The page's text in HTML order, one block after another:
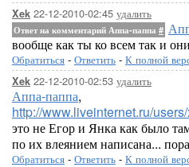
Xek 22-12-2010-02:45 удалить
Ответ на комментарий Аппа-паппа #
вообще как ты ко всем так и
Обратиться - Ответить - К полной
Xek 22-12-2010-02:53 удалить
Аппа-паппа,
http://www.liveinternet.ru/
это не Егор и Янка как было
по их влеянием написана...
Обратиться - Ответить - К полной